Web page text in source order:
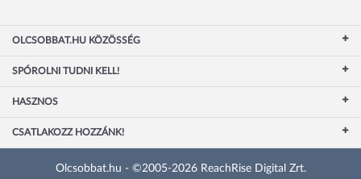
OLCSOBBAT.HU KÖZÖSSÉG
SPÓROLNI TUDNI KELL!
HASZNOS
CSATLAKOZZ HOZZÁNK!
Olcsobbat.hu - ©2005-2026 ReachRise Digital Zrt.